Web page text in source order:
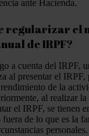
ante Hacienda.
regularizar el
de IRPF?
a cuenta del IRPF,
al presentar el IRPF,
de la
al realizar
el IRPF, se tienen
de lo que es la
personales.